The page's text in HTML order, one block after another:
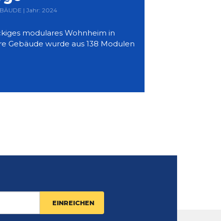
| Jahr: 2024
modulares Wohnheim in
Gebäude wurde aus 138 Modulen